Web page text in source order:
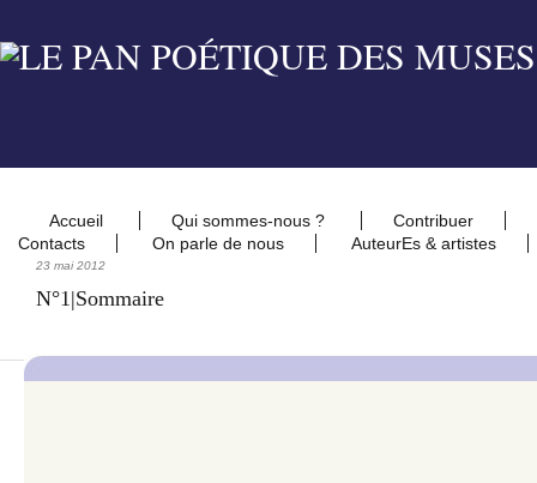
Accueil Qui sommes-nous ?
Contribuer
Contacts
On parle de nous AuteurEs & artistes
23 mai 2012
N°1|Sommaire